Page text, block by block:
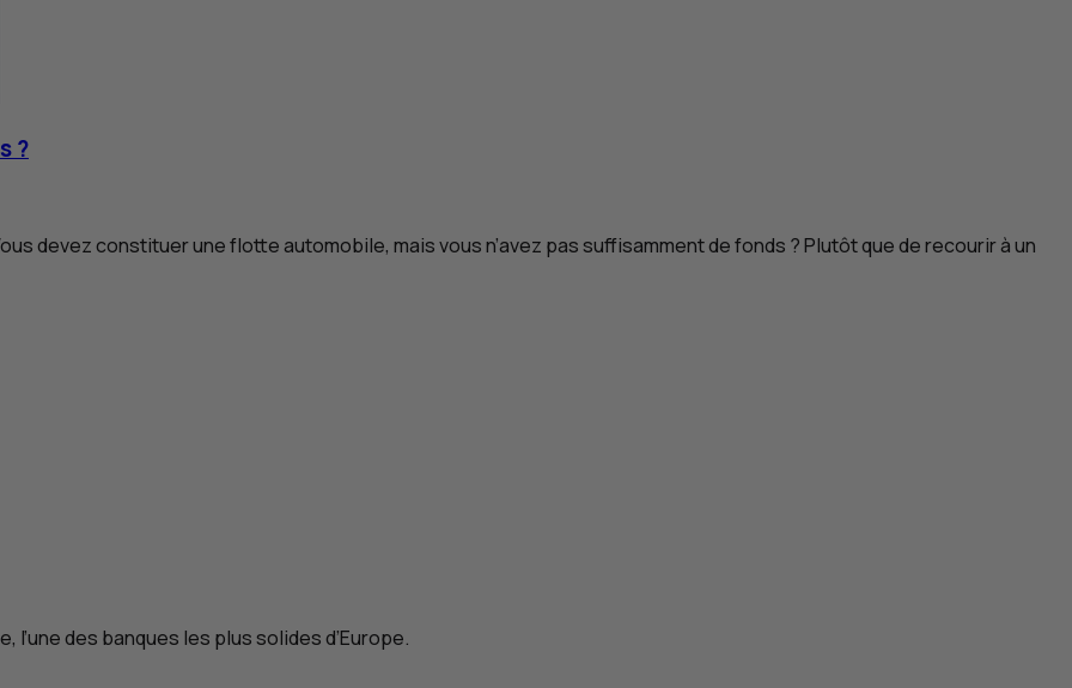
?
devez constituer une flotte automobile, mais vous n’avez pas suffisamment de fonds ? Plutôt que de recourir à un
des banques les plus solides d’Europe.